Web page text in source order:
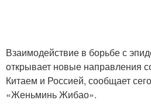
Взаимодействие в борьбе с
открывает новые направления
Китаем и Россией, сообщает
«Женьминь Жибао».